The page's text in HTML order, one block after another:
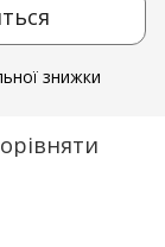
знижки